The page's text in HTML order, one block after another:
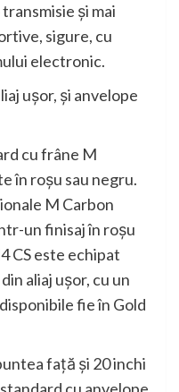
şi mai
sigure, cu
electronic.
uşor, şi anvelope
cu frâne M
în roşu sau negru.
M Carbon
un finisaj în roşu
CS este echipat
aliaj uşor, cu un
fie în Gold
faţă şi 20 inchi